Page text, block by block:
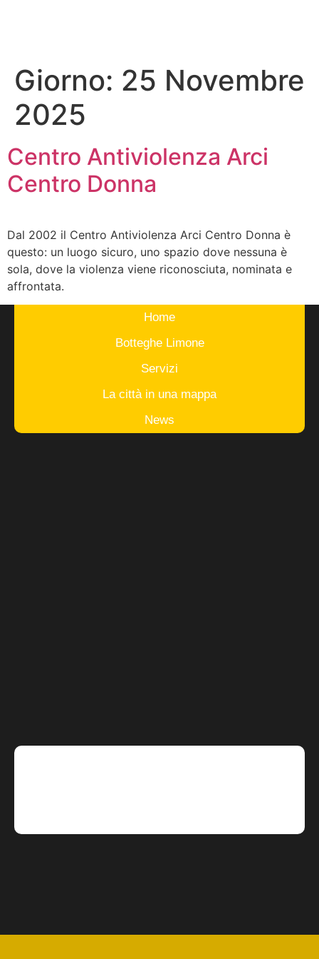
Giorno: 25 Novembre
2025
Centro Antiviolenza Arci
Centro Donna
Dal 2002 il Centro Antiviolenza Arci Centro Donna è
questo: un luogo sicuro, uno spazio dove nessuna è
sola, dove la violenza viene riconosciuta, nominata e
affrontata.
Home
Botteghe Limone
Servizi
La città in una mappa
News